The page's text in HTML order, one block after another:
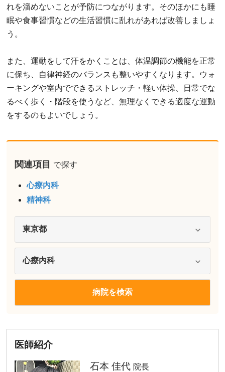
れを溜めないことが予防につながります。そのほかにも睡
眠や食事習慣などの生活習慣に乱れがあれば改善しましょ
う。
また、運動をして汗をかくことは、体温調節の機能を正常
に保ち、自律神経のバランスも整いやすくなります。ウォ
ーキングや室内でできるストレッチ・軽い体操、日常でな
るべく歩く・階段を使うなど、無理なくできる適度な運動
をするのもよいでしょう。
関連項目 で探す
心療内科
精神科
医師紹介
石本 佳代 院長